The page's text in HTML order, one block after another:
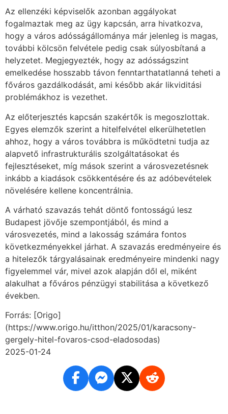
Az ellenzéki képviselők azonban aggályokat
fogalmaztak meg az ügy kapcsán, arra hivatkozva,
hogy a város adósságállománya már jelenleg is magas,
további kölcsön felvétele pedig csak súlyosbítaná a
helyzetet. Megjegyezték, hogy az adósságszint
emelkedése hosszabb távon fenntarthatatlanná teheti a
főváros gazdálkodását, ami később akár likviditási
problémákhoz is vezethet.
Az előterjesztés kapcsán szakértők is megoszlottak.
Egyes elemzők szerint a hitelfelvétel elkerülhetetlen
ahhoz, hogy a város továbbra is működtetni tudja az
alapvető infrastrukturális szolgáltatásokat és
fejlesztéseket, míg mások szerint a városvezetésnek
inkább a kiadások csökkentésére és az adóbevételek
növelésére kellene koncentrálnia.
A várható szavazás tehát döntő fontosságú lesz
Budapest jövője szempontjából, és mind a
városvezetés, mind a lakosság számára fontos
következményekkel járhat. A szavazás eredményeire és
a hitelezők tárgyalásainak eredményeire mindenki nagy
figyelemmel vár, mivel azok alapján dől el, miként
alakulhat a főváros pénzügyi stabilitása a következő
években.
Forrás: [Origo]
(https://www.origo.hu/itthon/2025/01/karacsony-
gergely-hitel-fovaros-csod-eladosodas)
2025-01-24